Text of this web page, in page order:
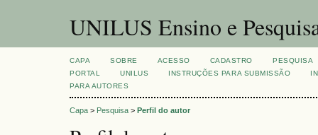
UNILUS Ensino e
CAPA SOBRE ACESSO CADASTRO
PESQUISA
PORTAL
UNILUS INSTRUÇÕES PARA SUBMISSÃO
PARA AUTORES
Capa > Pesquisa > Perfil do autor